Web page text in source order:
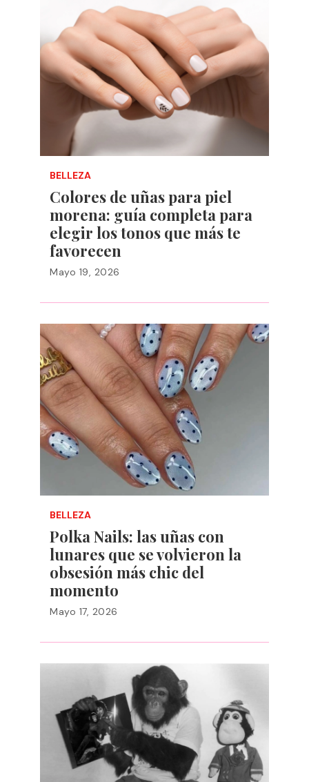
BELLEZA
Colores de uñas para piel
morena: guía completa para
elegir los tonos que más te
favorecen
Mayo 19, 2026
BELLEZA
Polka Nails: las uñas con
lunares que se volvieron la
obsesión más chic del
momento
Mayo 17, 2026